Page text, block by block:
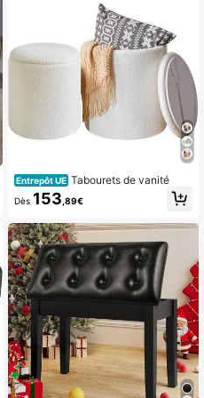
Entrepôt UE Tabourets de vanité
Dès 153 ,89€